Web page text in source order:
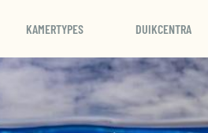
KAMERTYPES DUIKCENTRA